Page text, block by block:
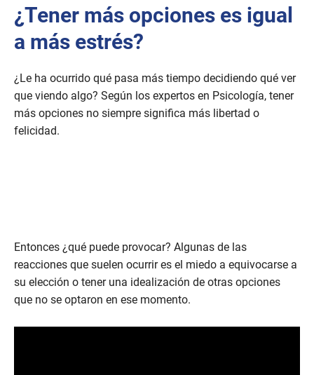
¿Tener más opciones es igual
a más estrés?
¿Le ha ocurrido qué pasa más tiempo decidiendo qué ver
que viendo algo? Según los expertos en Psicología, tener
más opciones no siempre significa más libertad o
felicidad.
Entonces ¿qué puede provocar? Algunas de las
reacciones que suelen ocurrir es el miedo a equivocarse a
su elección o tener una idealización de otras opciones
que no se optaron en ese momento.